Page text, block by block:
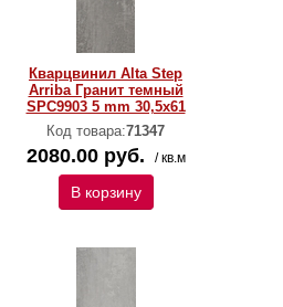
Кварцвинил Alta Step
Arriba Гранит темный
SPC9903 5 mm 30,5х61
Код товара:71347
2080.00 руб. / кв.м
В корзину